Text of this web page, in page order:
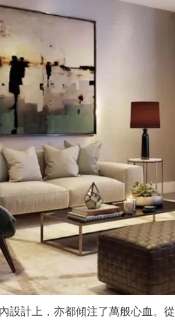
設計上，亦都傾注了萬般心血。